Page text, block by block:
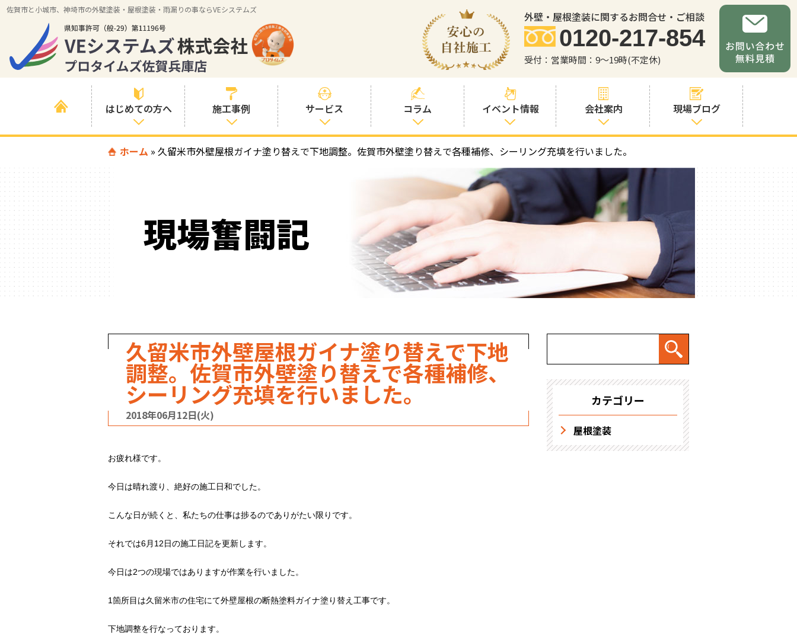
佐賀市と小城市、神埼市の外壁塗装・屋根塗装・雨漏りの事ならVEシステムズ
外壁・屋根塗装に関するお問合せ・ご相談
0120-217-854
受付：営業時間：9～19時(不定休)
はじめての方へ
はじめて外壁塗
いる方へ
喜んでいただけ
る３つの理由
施工事例
すべての事例
例
色の事例
サービス
塗装プランと価
お客様との交流
を大切に
見積書の見方
コラム
社長コラム
塗装コラム
塗料コラム
イベント情報 会社案内
会社案内
職人・スタッフ
紹介
お問い合わせか
らの流れ
求人情報
現場ブログ
ホーム » 久留米市外壁屋根ガイナ塗り替えで下地調整。佐賀市外壁塗り替えで各種補修、シーリング充填を行いました。
現場奮闘記
久留米市外壁屋根ガイナ塗り替えで下地
調整。佐賀市外壁塗り替えで各種補修、
シーリング充填を行いました。
2018年06月12日(火)
お疲れ様です。
今日は晴れ渡り、絶好の施工日和でした。
こんな日が続くと、私たちの仕事は捗るのでありがたい限りです。
それでは6月12日の施工日記を更新します。
今日は2つの現場ではありますが作業を行いました。
1箇所目は久留米市の住宅にて外壁屋根の断熱塗料ガイナ塗り替え工事です。
下地調整を行なっております。
カテゴリー
屋根塗装